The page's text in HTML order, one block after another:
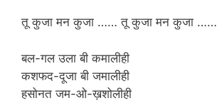
तू कुजा मन कुजा …… तू कुजा मन कुजा ……
बल-गल उला बी कमालीही
कशफद-दूजा बी जमालीही
हसोनत जम-ओ-ख़शोलीही